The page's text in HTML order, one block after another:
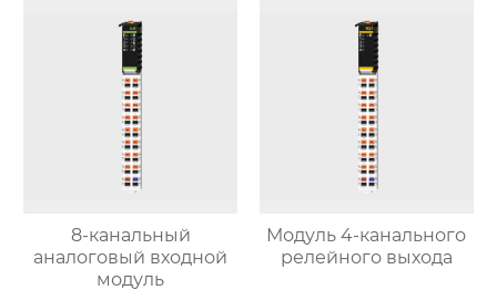
8-канальный
аналоговый входной
модуль
Модуль 4-канального
релейного выхода